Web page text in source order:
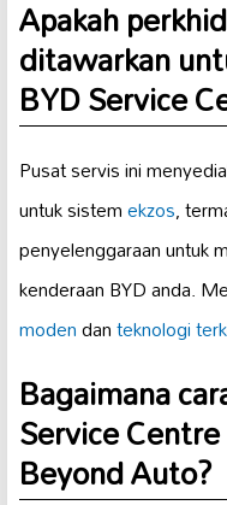
Apakah
ditawarkan
BYD Service
Pusat servis ini
untuk sistemekzos,
penyelenggaraan untuk
kenderaan BYD anda.
modendanteknologi
Bagaimana
Service
Beyond Auto?